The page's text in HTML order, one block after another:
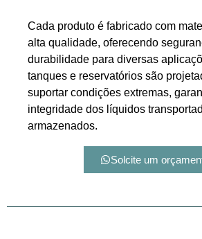
Cada produto é fabricado com
alta qualidade, oferecendo
durabilidade para diversas
tanques e reservatórios são
suportar condições extremas,
integridade dos líquidos
armazenados.
Solcite um